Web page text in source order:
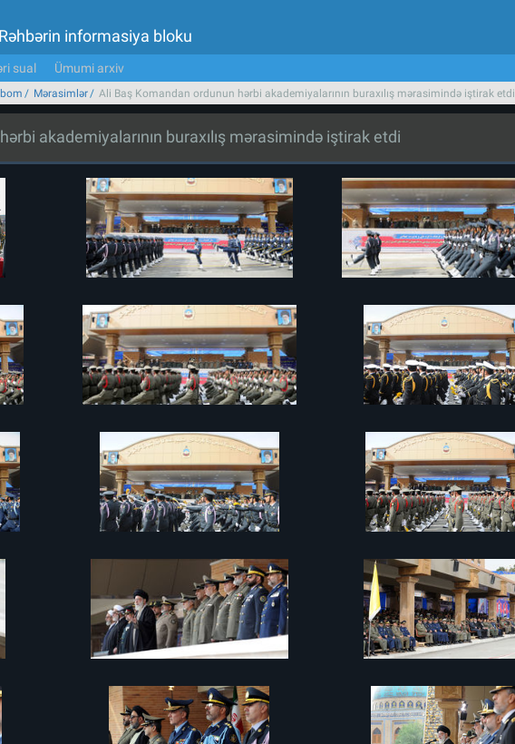
informasiya bloku
sual Ümumi arxiv
Mərasimlər Ali Baş Komandan ordunun hərbi akademiyalarının buraxılış mərasimində iştirak etdi
akademiyalarının buraxılış mərasimində iştirak etdi